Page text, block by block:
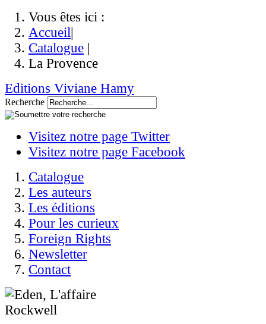
Vous êtes ici :
Accueil|
Catalogue |
La Provence
Editions Viviane Hamy
Recherche
Visitez notre page Twitter
Visitez notre page Facebook
Catalogue
Les auteurs
Les éditions
Pour les curieux
Foreign Rights
Newsletter
Contact